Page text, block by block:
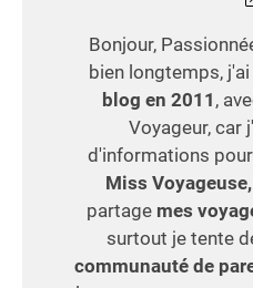
Bonjour,
bien longtemps,
blog en 2011 ,
Voyageur, car
d'informations pour
Miss
partage mes
surtout je tente
communauté de